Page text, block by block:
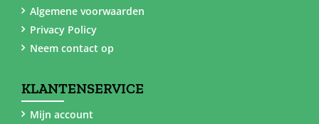
Algemene voorwaarden
Privacy Policy
Neem contact op
KLANTENSERVICE
Mijn account